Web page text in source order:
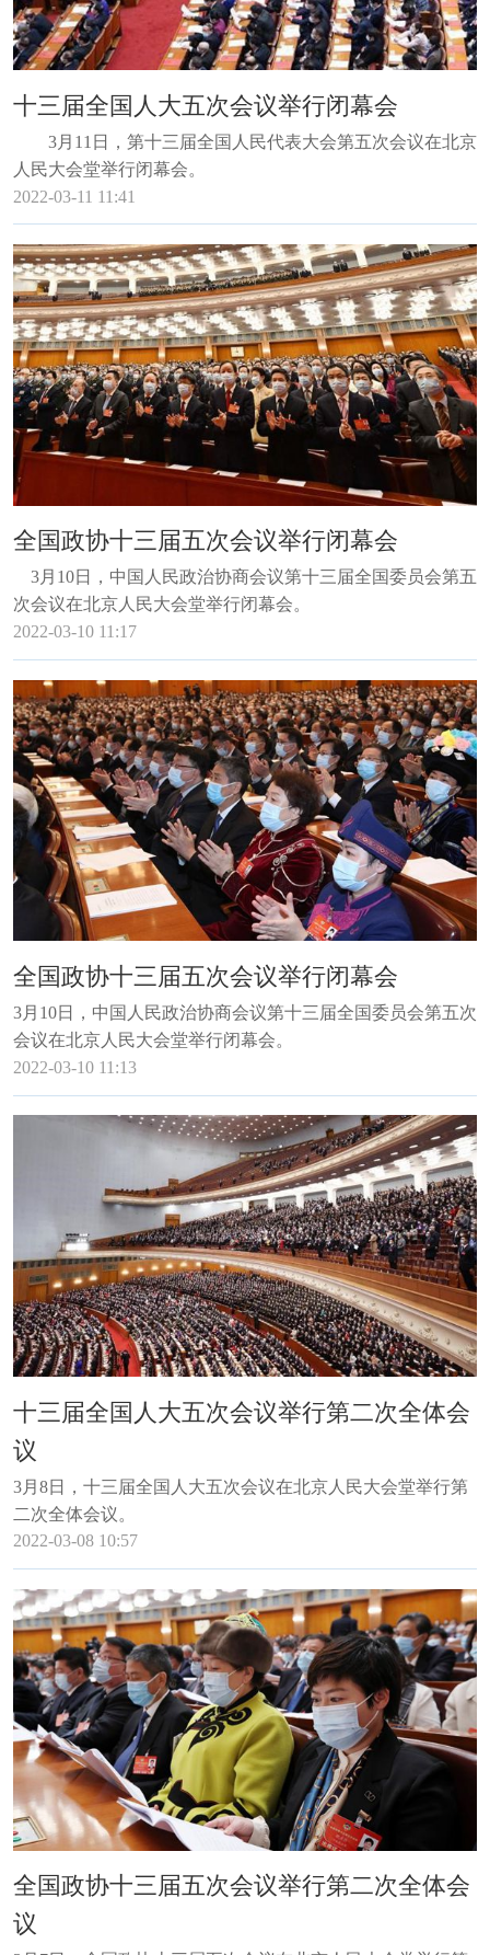
十三届全国人大五次会议举行闭幕会
3月11日，第十三届全国人民代表大会第五次会议在北京
人民大会堂举行闭幕会。
2022-03-11 11:41
全国政协十三届五次会议举行闭幕会
3月10日，中国人民政治协商会议第十三届全国委员会第五
次会议在北京人民大会堂举行闭幕会。
2022-03-10 11:17
全国政协十三届五次会议举行闭幕会
3月10日，中国人民政治协商会议第十三届全国委员会第五次
会议在北京人民大会堂举行闭幕会。
2022-03-10 11:13
十三届全国人大五次会议举行第二次全体会
议
3月8日，十三届全国人大五次会议在北京人民大会堂举行第
二次全体会议。
2022-03-08 10:57
全国政协十三届五次会议举行第二次全体会
议